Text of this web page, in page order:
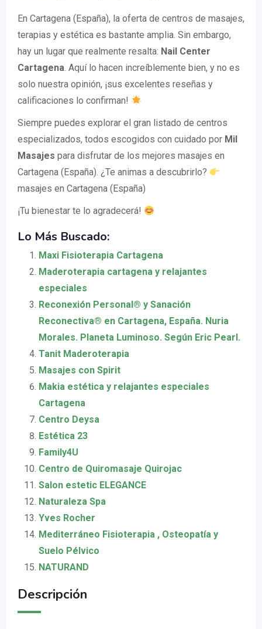
En Cartagena (España), la oferta de centros de masajes,
terapias y estética es bastante amplia. Sin embargo,
hay un lugar que realmente resalta: Nail Center
Cartagena. Aquí lo hacen increíblemente bien, y no es
solo nuestra opinión, ¡sus excelentes reseñas y
calificaciones lo confirman!
Siempre puedes explorar el gran listado de centros
especializados, todos escogidos con cuidado por Mil
Masajes para disfrutar de los mejores masajes en
Cartagena (España). ¿Te animas a descubrirlo?
masajes en Cartagena (España)
¡Tu bienestar te lo agradecerá!
Lo Más Buscado:
Maxi Fisioterapia Cartagena
Maderoterapia cartagena y relajantes
especiales
Reconexión Personal® y Sanación
Reconectiva® en Cartagena, España. Nuria
Morales. Planeta Luminoso. Según Eric Pearl.
Tanit Maderoterapia
Masajes con Spirit
Makia estética y relajantes especiales
Cartagena
Centro Deysa
Estética 23
Family4U
Centro de Quiromasaje Quirojac
Salon estetic ELEGANCE
Naturaleza Spa
Yves Rocher
Mediterráneo Fisioterapia , Osteopatía y
Suelo Pélvico
NATURAND
Descripción